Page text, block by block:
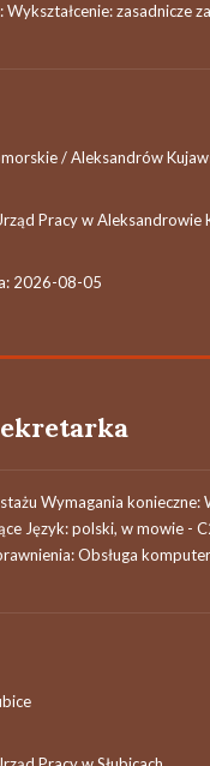
Wykształcenie: zasadnicze
/ Aleksandrów
Pracy w Aleksandrowie
2026-08-05
Wymagania konieczne:
Język: polski, w mowie -
Obsługa